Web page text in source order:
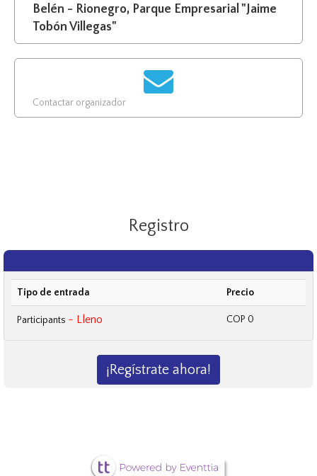
Belén - Rionegro, Parque Empresarial "Jaime
Tobón Villegas"
Contactar organizador
Registro
Tipo de entrada Precio
Participants - Lleno COP 0
¡Regístrate ahora!